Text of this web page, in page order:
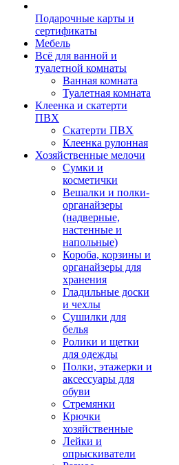
Подарочные карты и
сертификаты
Мебель
Всё для ванной и
туалетной комнаты
Ванная комната
Туалетная комната
Клеенка и скатерти
ПВХ
Скатерти ПВХ
Клеенка рулонная
Хозяйственные мелочи
Сумки и
косметички
Вешалки и полки-
органайзеры
(надверные,
настенные и
напольные)
Короба, корзины и
органайзеры для
хранения
Гладильные доски
и чехлы
Сушилки для
белья
Ролики и щетки
для одежды
Полки, этажерки и
аксессуары для
обуви
Стремянки
Крючки
хозяйственные
Лейки и
опрыскиватели